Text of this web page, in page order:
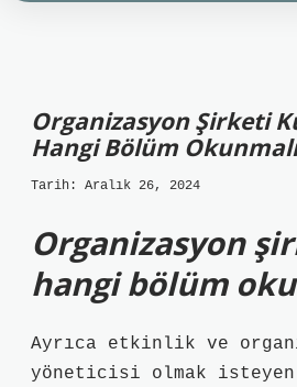
Organizasyon Şirketi
Hangi Bölüm Okunmalı
Tarih: Aralık 26, 2024
Organizasyon
hangi bölüm
Ayrıca etkinlik ve
yöneticisi olmak